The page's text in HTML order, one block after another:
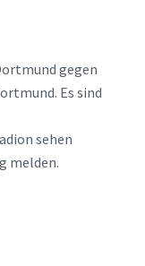
gegen
Es sind
sehen
melden.